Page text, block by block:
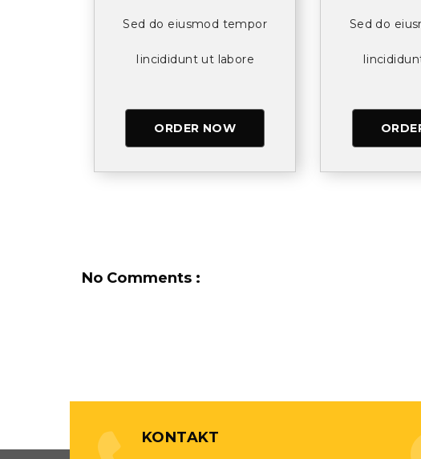
Sed do eiusmod tempor
Iincididunt ut labore
ORDER NOW
Sed do
No Comments :
KONTAKT